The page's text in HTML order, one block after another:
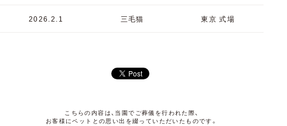
2026.2.1 三毛猫 東京 式場
こちらの内容は、当園でご葬儀を行われた際、
お客様にペットとの思い出を綴っていただいたものです。